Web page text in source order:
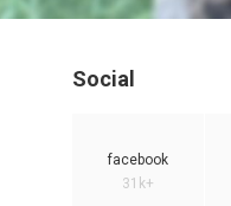
Social
facebook
31k+